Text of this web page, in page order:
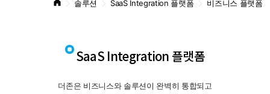
솔루션 SaaS Integration 플랫폼 비즈니스 플랫폼
SaaS Integration 플랫폼
더존은 비즈니스와 솔루션이 완벽히 통합되고